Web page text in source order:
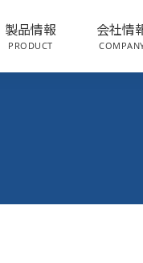
製品情報
PRODUCT
会社情